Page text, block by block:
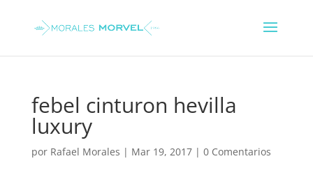
febel cinturon hevilla
luxury
por Rafael Morales | Mar 19, 2017| 0 Comentarios